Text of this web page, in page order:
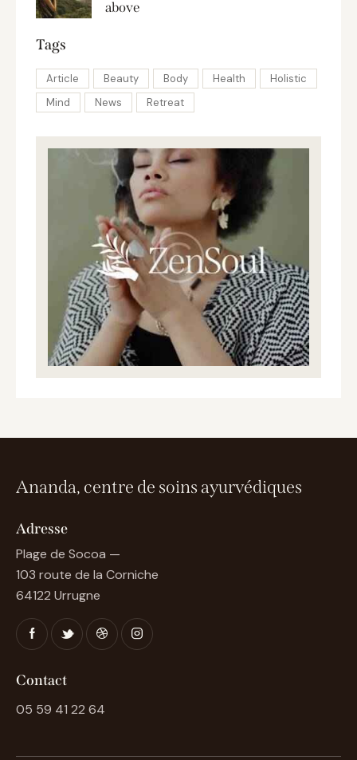
above
Tags
Article Beauty Body Health
Holistic
Mind
News Retreat
Ananda, centre de soins ayurvédiques
Adresse
Plage de Socoa —
103 route de la Corniche
64122 Urrugne
Contact
05 59 41 22 64